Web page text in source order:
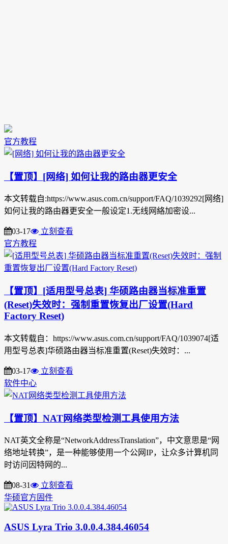
官方教程
【置顶】[网络] 如何让我的路由器更安全
本文转载自:https://www.asus.com.cn/support/FAQ/1039292[网络]
如何让我的路由器更安全一般设定1.无线网絡加密设...
03-17
立刻查看
官方教程
【置顶】[适用型号总表] 华硕路由器当标准重置
(Reset)失效时：强制重置恢复出厂设置(Hard
Factory Reset)
本文转载自：https://www.asus.com.cn/support/FAQ/1039074[适
用型号总表]华硕路由器当标准重置(Reset)失效时：...
03-17
立刻查看
软件中心
【置顶】NAT网络类型检测工具使用方法
NAT英文全称是“NetworkAddressTranslation”，中文意思是“网
络地址转换”，是一种能够使用一个公网IP，让众多计算机同
时访问因特网的...
08-31
立刻查看
华硕官方固件
ASUS Lyra Trio 3.0.0.4.384.46054